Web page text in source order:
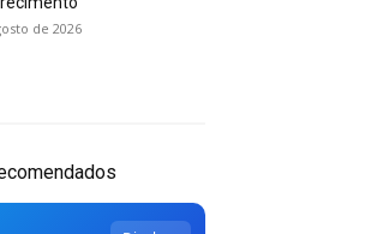
de 2026